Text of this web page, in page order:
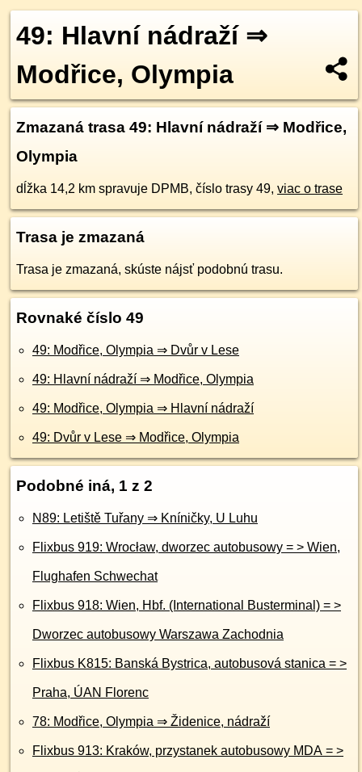
49: Hlavní nádraží ⇒
Modřice, Olympia
Zmazaná trasa 49: Hlavní nádraží ⇒ Modřice,
Olympia
dĺžka 14,2 km spravuje DPMB, číslo trasy 49, viac o trase
Trasa je zmazaná
Trasa je zmazaná, skúste nájsť podobnú trasu.
Rovnaké číslo 49
49: Modřice, Olympia ⇒ Dvůr v Lese
49: Hlavní nádraží ⇒ Modřice, Olympia
49: Modřice, Olympia ⇒ Hlavní nádraží
49: Dvůr v Lese ⇒ Modřice, Olympia
Podobné iná, 1 z 2
N89: Letiště Tuřany ⇒ Kníničky, U Luhu
Flixbus 919: Wrocław, dworzec autobusowy = > Wien,
Flughafen Schwechat
Flixbus 918: Wien, Hbf. (International Busterminal) = >
Dworzec autobusowy Warszawa Zachodnia
Flixbus K815: Banská Bystrica, autobusová stanica = >
Praha, ÚAN Florenc
78: Modřice, Olympia ⇒ Židenice, nádraží
Flixbus 913: Kraków, przystanek autobusowy MDA = >